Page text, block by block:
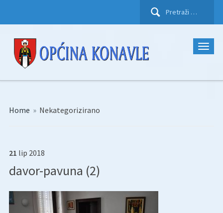
Pretraži:
Home » Nekategorizirano
21 lip 2018
davor-pavuna (2)